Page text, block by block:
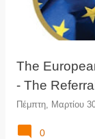
The
- Τhe
Πέμπτη, Μαρτίου
0